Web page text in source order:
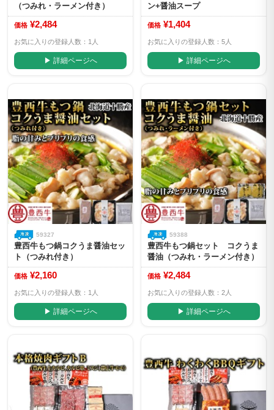
（つみれ・ラーメン付き）
価格 ¥2,484
お気に入りの登録人数：1人
▶ 詳細ページへ
ン+醤油スープ
価格 ¥1,404
お気に入りの登録人数：5人
▶ 詳細ページへ
59327
豊西牛もつ鍋コクうま醤油セッ
ト（つみれ付き）
価格 ¥2,160
お気に入りの登録人数：1人
▶ 詳細ページへ
59388
豊西牛もつ鍋セット コクうま
醤油（つみれ・ラーメン付き）
価格 ¥2,484
お気に入りの登録人数：2人
▶ 詳細ページへ